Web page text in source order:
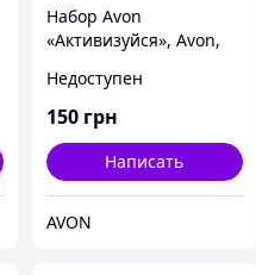
Набор Avon
«Активизуйся», Avon,
Недоступен
150 грн
Написать
AVON